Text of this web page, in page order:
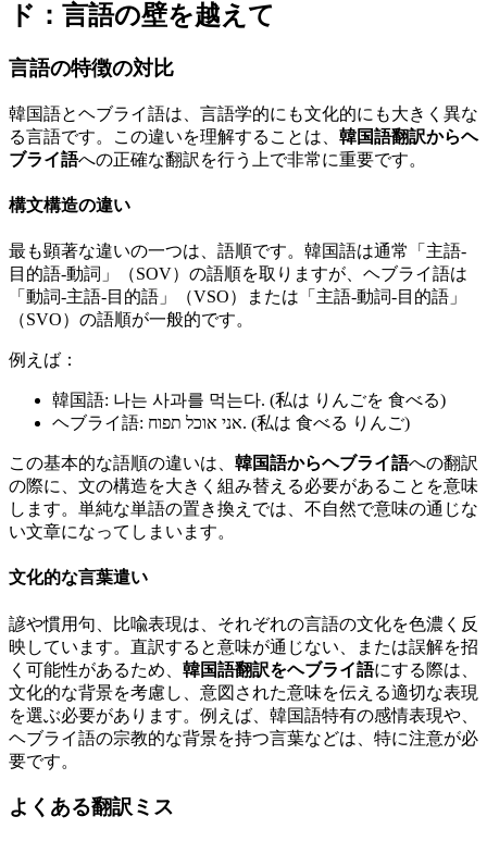
ド：言語の壁を越えて
言語の特徴の対比
韓国語とヘブライ語は、言語学的にも文化的にも大きく異な
る言語です。この違いを理解することは、 韓国語翻訳からヘ
ブライ語への正確な翻訳を行う上で非常に重要です。
構文構造の違い
最も顕著な違いの一つは、語順です。韓国語は通常「主語-
目的語-動詞」（SOV）の語順を取りますが、ヘブライ語は
「動詞-主語-目的語」（VSO）または「主語-動詞-目的語」
（SVO）の語順が一般的です。
例えば：
韓国語: 나는 사과를 먹는다. (私は りんごを 食べる)
ヘブライ語: אני אוכל תפוח. (私は 食べる りんご)
この基本的な語順の違いは、 韓国語からヘブライ語への翻訳
の際に、文の構造を大きく組み替える必要があることを意味
します。単純な単語の置き換えでは、不自然で意味の通じな
い文章になってしまいます。
文化的な言葉遣い
諺や慣用句、比喩表現は、それぞれの言語の文化を色濃く反
映しています。直訳すると意味が通じない、または誤解を招
く可能性があるため、 韓国語翻訳をヘブライ語にする際は、
文化的な背景を考慮し、意図された意味を伝える適切な表現
を選ぶ必要があります。例えば、韓国語特有の感情表現や、
ヘブライ語の宗教的な背景を持つ言葉などは、特に注意が必
要です。
よくある翻訳ミス